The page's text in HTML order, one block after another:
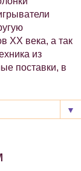
XX века, а так
из
поставки, в
▼